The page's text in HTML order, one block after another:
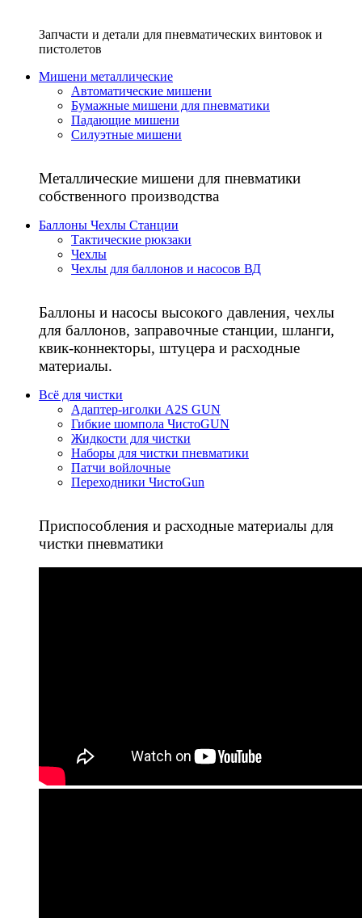
Запчасти и детали для пневматических винтовок и
пистолетов
Мишени металлические
Автоматические мишени
Бумажные мишени для пневматики
Падающие мишени
Силуэтные мишени
Металлические мишени для пневматики
собственного производства
Баллоны Чехлы Станции
Тактические рюкзаки
Чехлы
Чехлы для баллонов и насосов ВД
Баллоны и насосы высокого давления, чехлы
для баллонов, заправочные станции, шланги,
квик-коннекторы, штуцера и расходные
материалы.
Всё для чистки
Адаптер-иголки A2S GUN
Гибкие шомпола ЧистоGUN
Жидкости для чистки
Наборы для чистки пневматики
Патчи войлочные
Переходники ЧистоGun
Приспособления и расходные материалы для
чистки пневматики